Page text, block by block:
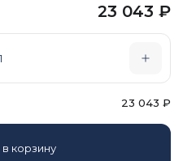
23 043 ₽
23 043 ₽
корзину